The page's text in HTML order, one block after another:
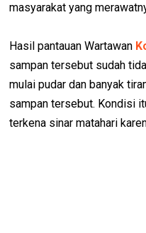
masyarakat yang
Hasil pantauan Wartawan
sampan tersebut sudah
mulai pudar dan banyak
sampan tersebut. Kondisi
terkena sinar matahari